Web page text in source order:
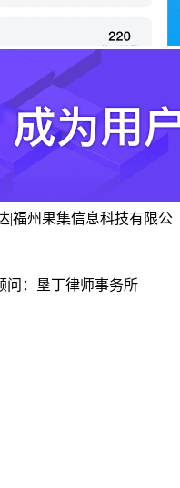
|福州果集信息科技有限公
问：垦丁律师事务所